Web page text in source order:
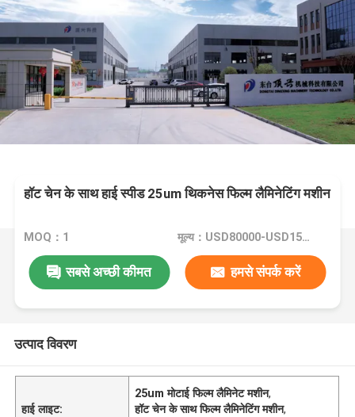
हॉट चेन के साथ हाई स्पीड 25um थिकनेस फिल्म लैमिनेटिंग मशीन
MOQ：1 मूल्य：USD80000-USD150000
सबसे अच्छी कीमत हमसे संपर्क करें
उत्पाद विवरण
हाई लाइट:
25um मोटाई फिल्म लैमिनेट मशीन,
हॉट चेन के साथ फिल्म लैमिनेटिंग मशीन,